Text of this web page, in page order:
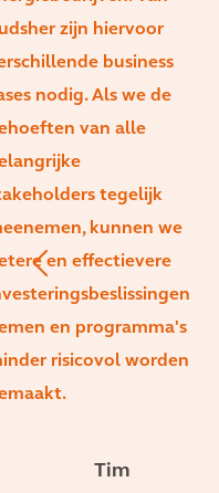
zijn hiervoor
business
nodig. Als we de
van alle
tegelijk
kunnen we
en effectievere
en programma's
risicovol worden
Tim